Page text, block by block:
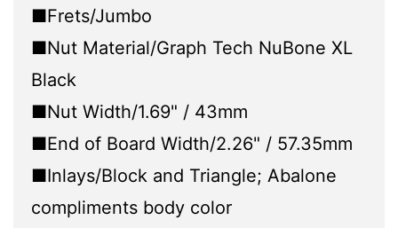
■Frets/Jumbo
■Nut Material/Graph Tech NuBone XL
Black
■Nut Width/1.69" / 43mm
■End of Board Width/2.26" / 57.35mm
■Inlays/Block and Triangle; Abalone
compliments body color